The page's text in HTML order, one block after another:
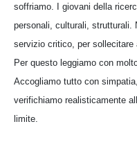
soffriamo. I giovani della
personali, culturali, strutturali.
servizio critico, per sollecitare
Per questo leggiamo con
Accogliamo tutto con
verifichiamo realisticamente
limite.